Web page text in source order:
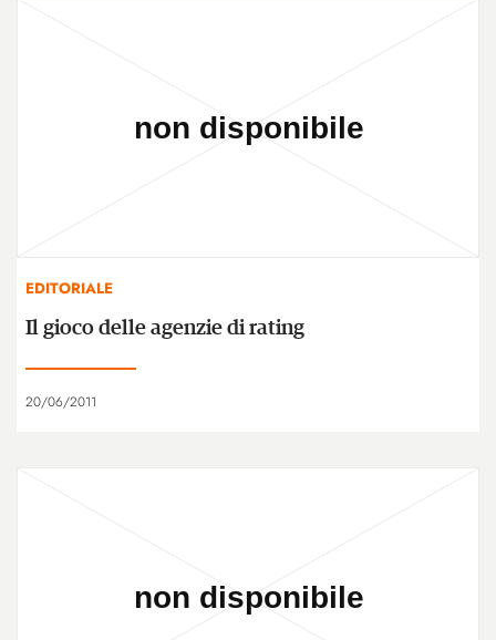
EDITORIALE
Il gioco delle agenzie di rating
20/06/2011